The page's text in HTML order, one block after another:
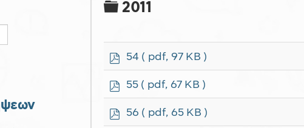
Φάκελος
2011
p
54 ( pdf, 97 KB )
p
55 ( pdf, 67 KB )
p
56 ( pdf, 65 KB )